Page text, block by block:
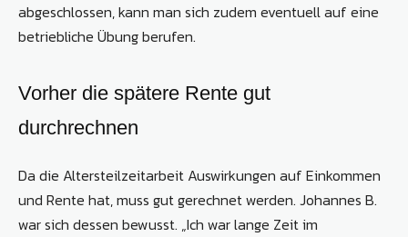
abgeschlossen, kann man sich zudem eventuell auf eine
betriebliche Übung berufen.
Vorher die spätere Rente gut
durchrechnen
Da die Altersteilzeitarbeit Auswirkungen auf Einkommen
und Rente hat, muss gut gerechnet werden. Johannes B.
war sich dessen bewusst. „Ich war lange Zeit im